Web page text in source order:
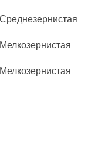
Среднезернистая
Мелкозернистая
Мелкозернистая